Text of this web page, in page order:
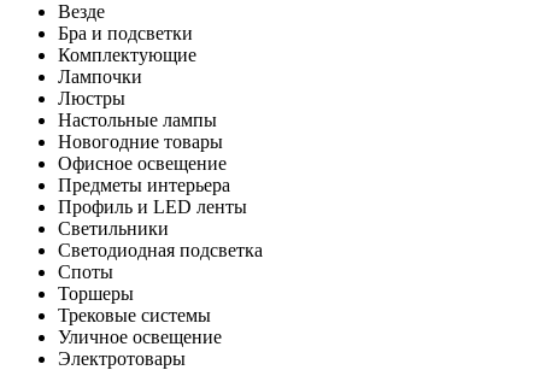
Везде
Бра и подсветки
Комплектующие
Лампочки
Люстры
Настольные лампы
Новогодние товары
Офисное освещение
Предметы интерьера
Профиль и LED ленты
Светильники
Светодиодная подсветка
Споты
Торшеры
Трековые системы
Уличное освещение
Электротовары